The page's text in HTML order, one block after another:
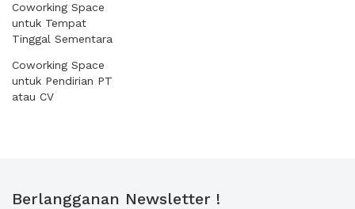
Coworking Space
untuk Tempat
Tinggal Sementara
Coworking Space
untuk Pendirian PT
atau CV
Berlangganan Newsletter !